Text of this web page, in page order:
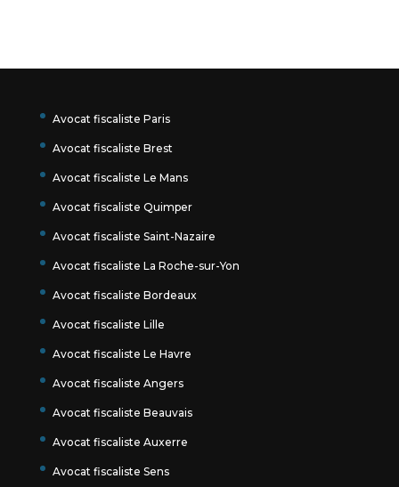
Avocat fiscaliste Paris
Avocat fiscaliste Brest
Avocat fiscaliste Le Mans
Avocat fiscaliste Quimper
Avocat fiscaliste Saint-Nazaire
Avocat fiscaliste La Roche-sur-Yon
Avocat fiscaliste Bordeaux
Avocat fiscaliste Lille
Avocat fiscaliste Le Havre
Avocat fiscaliste Angers
Avocat fiscaliste Beauvais
Avocat fiscaliste Auxerre
Avocat fiscaliste Sens